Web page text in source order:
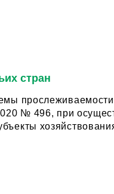
стран
№ 496, при